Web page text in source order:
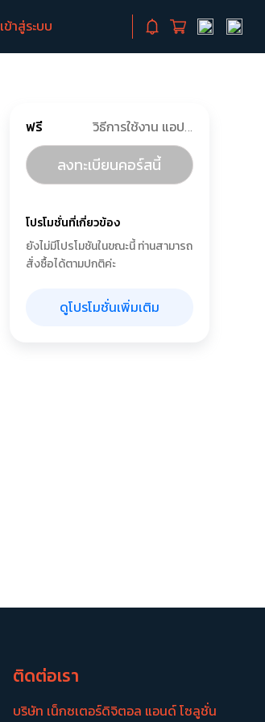
เข้าสู่ระบบ
ฟรี วิธีการใช้งาน แอปพลิเคชัน dooPRO
ลงทะเบียนคอร์สนี้
โปรโมชั่นที่เกี่ยวข้อง
ยังไม่มีโปรโมชันในขณะนี้ ท่านสามารถ
สั่งซื้อได้ตามปกติค่ะ
ดูโปรโมชั่นเพิ่มเติม
ติดต่อเรา
บริษัท เน็กซเตอร์​ดิจิตอล แอนด์ โซลูชั่น